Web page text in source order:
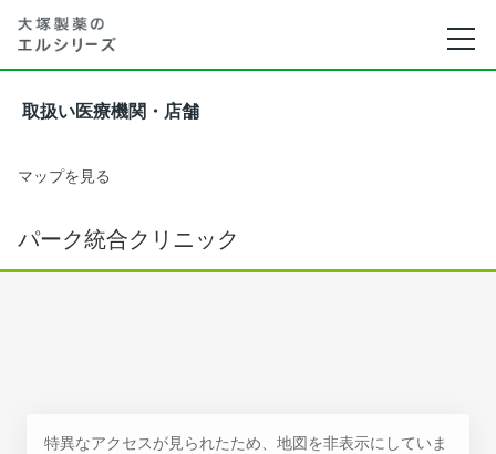
取扱い医療機関・店舗
マップを見る
パーク統合クリニック
特異なアクセスが見られたため、地図を非表示にしていま